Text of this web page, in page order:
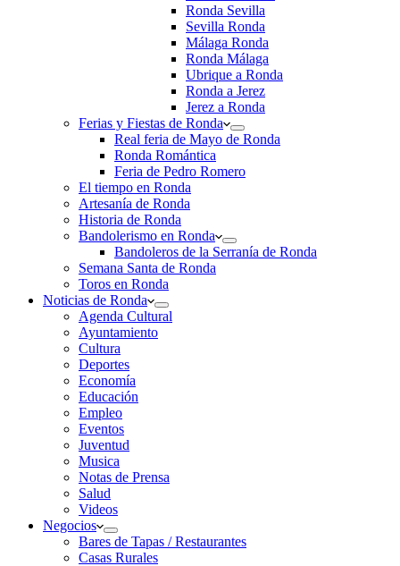
Ronda Sevilla
Sevilla Ronda
Málaga Ronda
Ronda Málaga
Ubrique a Ronda
Ronda a Jerez
Jerez a Ronda
Ferias y Fiestas de Ronda
Real feria de Mayo de Ronda
Ronda Romántica
Feria de Pedro Romero
El tiempo en Ronda
Artesanía de Ronda
Historia de Ronda
Bandolerismo en Ronda
Bandoleros de la Serranía de Ronda
Semana Santa de Ronda
Toros en Ronda
Noticias de Ronda
Agenda Cultural
Ayuntamiento
Cultura
Deportes
Economía
Educación
Empleo
Eventos
Juventud
Musica
Notas de Prensa
Salud
Videos
Negocios
Bares de Tapas / Restaurantes
Casas Rurales